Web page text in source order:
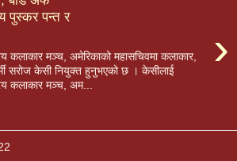
पुस्कर पन्त र
›
कलाकार मञ्च, अमेरिकाको महासचिवमा कलाकार,
सरोज केसी नियुक्त हुनुभएको छ । केसीलाई
कलाकार मञ्च, अम...